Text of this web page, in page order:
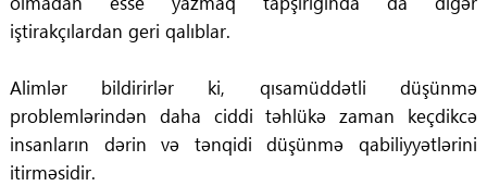
iştirakçılardan geri qalıblar.
Alimlər bildirirlər ki, qısamüddətli düşünmə
problemlərindən daha ciddi təhlükə zaman keçdikcə
insanların dərin və tənqidi düşünmə qabiliyyətlərini
itirməsidir.